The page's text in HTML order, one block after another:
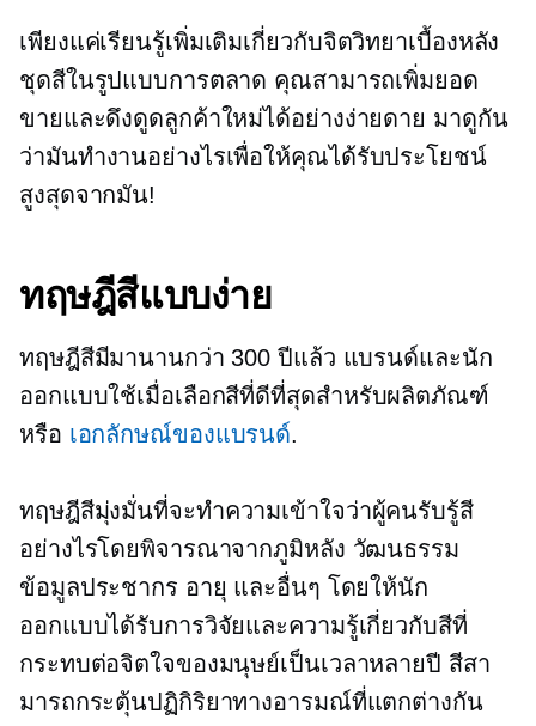
เพียงแค่เรียนรู้เพิ่มเติมเกี่ยวกับจิตวิทยาเบื้องหลัง
ชุดสีในรูปแบบการตลาด คุณสามารถเพิ่มยอด
ขายและดึงดูดลูกค้าใหม่ได้อย่างง่ายดาย มาดูกัน
ว่ามันทำงานอย่างไรเพื่อให้คุณได้รับประโยชน์
สูงสุดจากมัน!
ทฤษฎีสีแบบง่าย
ทฤษฎีสีมีมานานกว่า 300 ปีแล้ว แบรนด์และนัก
ออกแบบใช้เมื่อเลือกสีที่ดีที่สุดสำหรับผลิตภัณฑ์
หรือ เอกลักษณ์ของแบรนด์.
ทฤษฎีสีมุ่งมั่นที่จะทำความเข้าใจว่าผู้คนรับรู้สี
อย่างไรโดยพิจารณาจากภูมิหลัง วัฒนธรรม
ข้อมูลประชากร อายุ และอื่นๆ โดยให้นัก
ออกแบบได้รับการวิจัยและความรู้เกี่ยวกับสีที่
กระทบต่อจิตใจของมนุษย์เป็นเวลาหลายปี สีสา
มารถกระตุ้นปฏิกิริยาทางอารมณ์ที่แตกต่างกัน